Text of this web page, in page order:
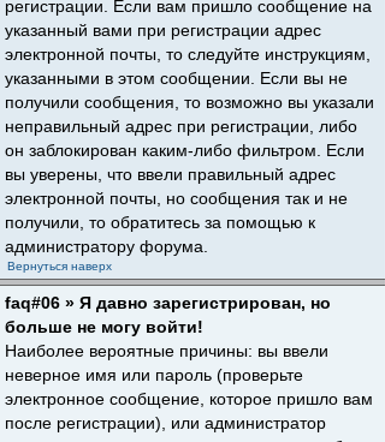
регистрации. Если вам пришло сообщение на
указанный вами при регистрации адрес
электронной почты, то следуйте инструкциям,
указанными в этом сообщении. Если вы не
получили сообщения, то возможно вы указали
неправильный адрес при регистрации, либо
он заблокирован каким-либо фильтром. Если
вы уверены, что ввели правильный адрес
электронной почты, но сообщения так и не
получили, то обратитесь за помощью к
администратору форума.
Вернуться наверх
faq#06 » Я давно зарегистрирован, но
больше не могу войти!
Наиболее вероятные причины: вы ввели
неверное имя или пароль (проверьте
электронное сообщение, которое пришло вам
после регистрации), или администратор